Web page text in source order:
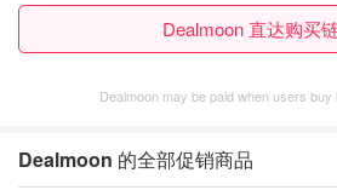
Dealmoon 直达购买
Dealmoon may be paid when users buy
Dealmoon 的全部促销商品